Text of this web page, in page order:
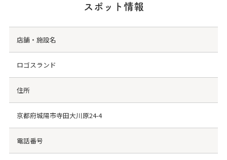
スポット情報
店舗・施設名
ロゴスランド
住所
京都府城陽市寺田大川原24-4
電話番号